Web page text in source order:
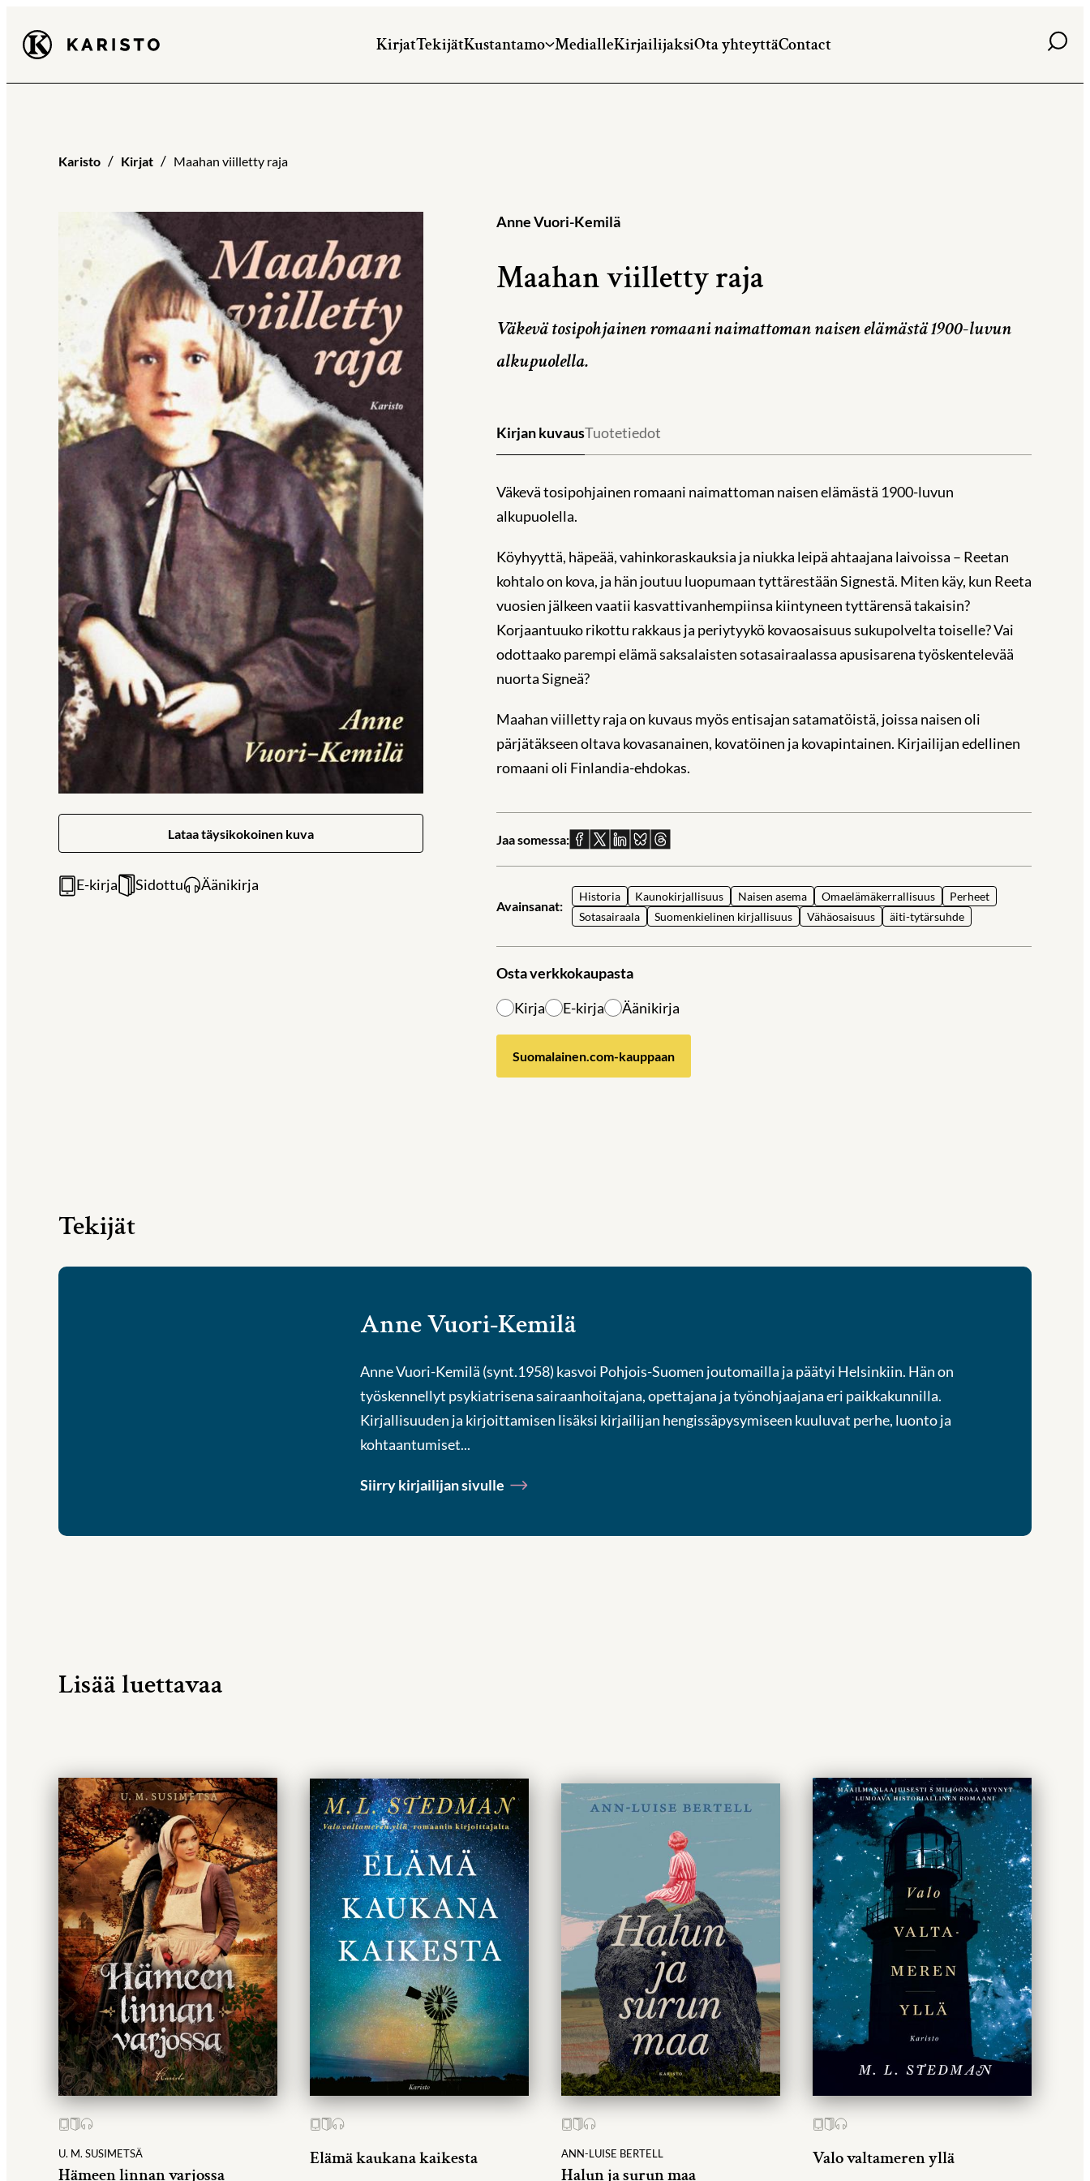
suoraan
Karisto KirjatTekijätKustantamo MedialleKirjailijaksiOta yhteyttäContact Haku
Karisto Kirjat Maahan viilletty raja
Lataa täysikokoinen kuva
E-kirja Sidottu Äänikirja
Anne Vuori-Kemilä
Maahan viilletty raja
Väkevä tosipohjainen romaani naimattoman naisen elämästä 1900-luvun
alkupuolella.
Kirjan kuvausTuotetiedot
Väkevä tosipohjainen romaani naimattoman naisen elämästä 1900-luvun
alkupuolella.
Köyhyyttä, häpeää, vahinkoraskauksia ja niukka leipä ahtaajana laivoissa – Reetan
kohtalo on kova, ja hän joutuu luopumaan tyttärestään Signestä. Miten käy, kun Reeta
vuosien jälkeen vaatii kasvattivanhempiinsa kiintyneen tyttärensä takaisin?
Korjaantuuko rikottu rakkaus ja periytyykö kovaosaisuus sukupolvelta toiselle? Vai
odottaako parempi elämä saksalaisten sotasairaalassa apusisarena työskentelevää
nuorta Signeä?
Maahan viilletty raja on kuvaus myös entisajan satamatöistä, joissa naisen oli
pärjätäkseen oltava kovasanainen, kovatöinen ja kovapintainen. Kirjailijan edellinen
romaani oli Finlandia-ehdokas.
Jaa somessa:Jaa
Facebookissa
Jaa
X:ssä
Jaa
Linkedinissä
Jaa
Blueskyssä
Jaa
sähköpostilla
Avainsanat:
Historia Kaunokirjallisuus Naisen asema Omaelämäkerrallisuus
Perheet
Sotasairaala
Suomenkielinen kirjallisuus Vähäosaisuus äiti-tytärsuhde
Osta verkkokaupasta
Kirja
E-kirja Äänikirja
Suomalainen.com-kauppaan
Tekijät
Anne Vuori-Kemilä
Anne Vuori-Kemilä (synt.1958) kasvoi Pohjois-Suomen joutomailla ja päätyi Helsinkiin. Hän on
työskennellyt psykiatrisena sairaanhoitajana, opettajana ja työnohjaajana eri paikkakunnilla.
Kirjallisuuden ja kirjoittamisen lisäksi kirjailijan hengissäpysymiseen kuuluvat perhe, luonto ja
kohtaantumiset...
Siirry kirjailijan sivulle
Lisää luettavaa
U. M. SUSIMETSÄ
Hämeen linnan varjossa
Elämä kaukana kaikesta ANN-LUISE BERTELL
Halun ja surun maa
Valo valtameren yllä